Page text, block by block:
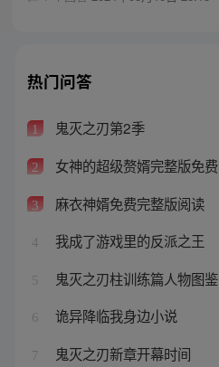
热门问答
1 鬼灭之刃第2季
2 女神的超级赘婿完整版免费
3 麻衣神婿免费完整版阅读
4 我成了游戏里的反派之王
5 鬼灭之刃柱训练篇人物图鉴
6 诡异降临我身边小说
7 鬼灭之刃新章开幕时间